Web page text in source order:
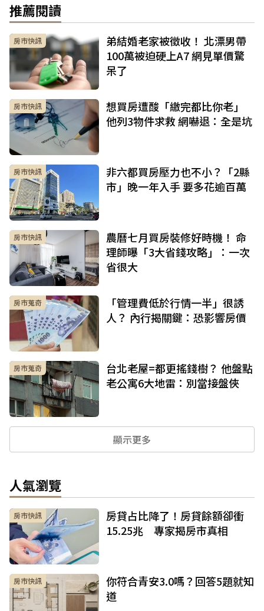
推薦閱讀
房市快訊
弟結婚老家被徵收！ 北漂男帶
100萬被迫硬上A7 網見單價驚
呆了
房市快訊
想買房遭酸「繳完都比你老」
他列3物件求救 網嚇退：全是坑
房市快訊
非六都買房壓力也不小？「2縣
市」晚一年入手 要多花逾百萬
房市快訊
農曆七月買房裝修好時機！ 命
理師曝「3大省錢攻略」：一次
省很大
房市蒐奇
「管理費低於行情一半」很誘
人？ 內行揭關鍵：恐影響房價
房市蒐奇
台北老屋=都更搖錢樹？ 他盤點
老公寓6大地雷：別當接盤俠
顯示更多
人氣瀏覽
房市快訊
房貸占比降了！房貸餘額卻衝
15.25兆 專家揭房市真相
房市快訊
你符合青安3.0嗎？回答5題就知
道